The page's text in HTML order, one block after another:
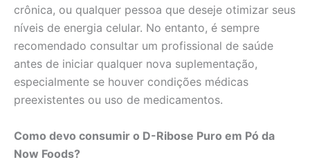
crônica, ou qualquer pessoa que deseje otimizar seus
níveis de energia celular. No entanto, é sempre
recomendado consultar um profissional de saúde
antes de iniciar qualquer nova suplementação,
especialmente se houver condições médicas
preexistentes ou uso de medicamentos.
Como devo consumir o D-Ribose Puro em Pó da
Now Foods?